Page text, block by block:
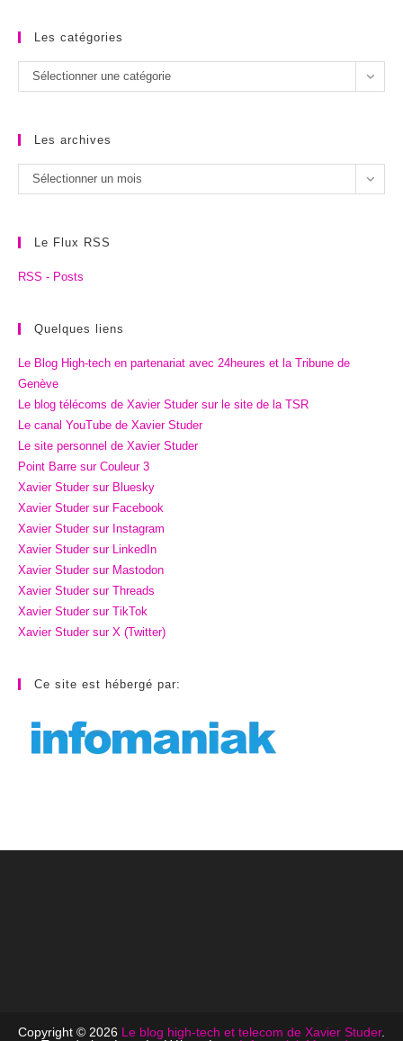
Les catégories
Les
catégories
Sélectionner une catégorie
Les archives
Les
archives
Sélectionner un mois
Le Flux RSS
RSS - Posts
Quelques liens
Le Blog High-tech en partenariat avec 24heures et la Tribune de
Genève
Le blog télécoms de Xavier Studer sur le site de la TSR
Le canal YouTube de Xavier Studer
Le site personnel de Xavier Studer
Point Barre sur Couleur 3
Xavier Studer sur Bluesky
Xavier Studer sur Facebook
Xavier Studer sur Instagram
Xavier Studer sur LinkedIn
Xavier Studer sur Mastodon
Xavier Studer sur Threads
Xavier Studer sur TikTok
Xavier Studer sur X (Twitter)
Ce site est hébergé par:
Copyright © 2026 Le blog high-tech et telecom de Xavier Studer.